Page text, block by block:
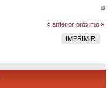
« anterior próximo »
IMPRIMIR